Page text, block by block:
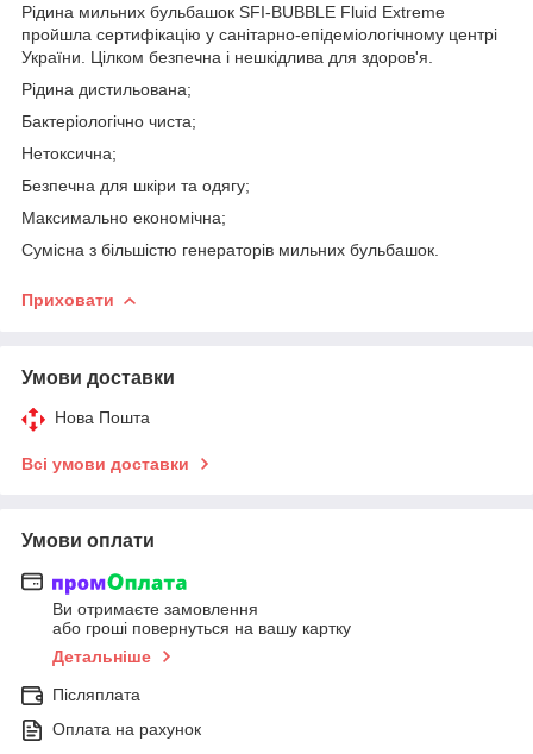
Рідина мильних бульбашок SFI-BUBBLE Fluid Extreme
пройшла сертифікацію у санітарно-епідеміологічному центрі
України. Цілком безпечна і нешкідлива для здоров'я.
Рідина дистильована;
Бактеріологічно чиста;
Нетоксична;
Безпечна для шкіри та одягу;
Максимально економічна;
Сумісна з більшістю генераторів мильних бульбашок.
Приховати
Умови доставки
Нова Пошта
Всі умови доставки
Умови оплати
Ви отримаєте замовлення
або гроші повернуться на вашу картку
Детальніше
Післяплата
Оплата на рахунок